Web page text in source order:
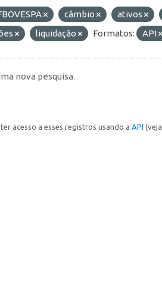
câmbio ativos
liquidação Formatos: API
nova pesquisa.
acesso a esses registros usando a API (veja